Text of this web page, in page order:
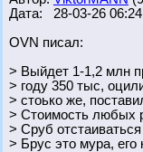
Дата: 28-03-26 06:24
OVN писал:
> Выйдет 1-1,2 млн
> году 350 тыс,
> стоько же,
> Стоимость любых
> Сруб
> Брус это мура, его